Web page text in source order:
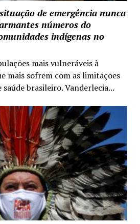
de emergência nunca
números do
indígenas no
mais vulneráveis à
mais sofrem com as limitações
brasileiro. Vanderlecia...